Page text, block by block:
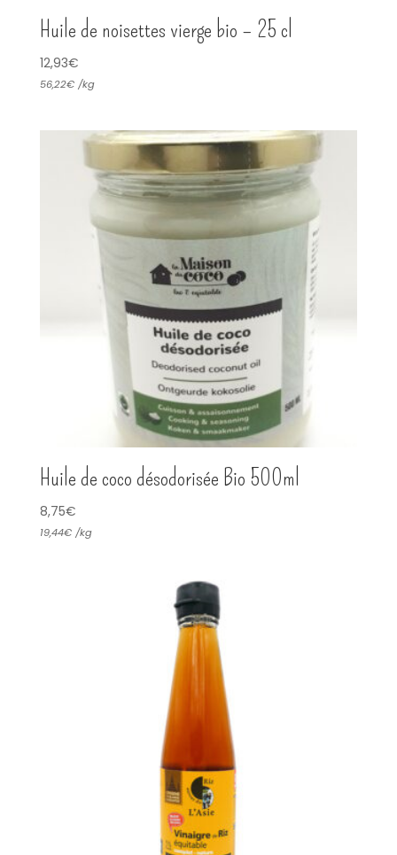
Huile de noisettes vierge bio – 25 cl
12,93€
56,22€ /kg
Huile de coco désodorisée Bio 500ml
8,75€
19,44€ /kg